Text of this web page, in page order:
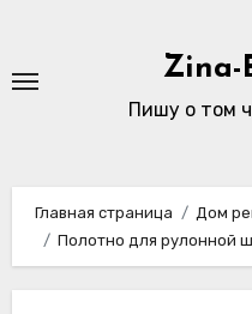
содержимому
Zina-
Пишу о том
Главная страница
Дом
Полотно для рулонной